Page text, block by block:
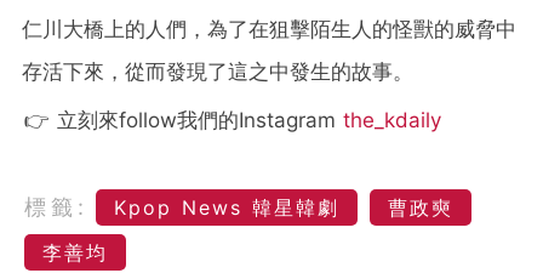
仁川大橋上的人們，為了在狙擊陌生人的怪獸的威脅中
存活下來，從而發現了這之中發生的故事。
👉 立刻來follow我們的Instagram the_kdaily
標籤: Kpop News 韓星韓劇
曹政奭
李善均